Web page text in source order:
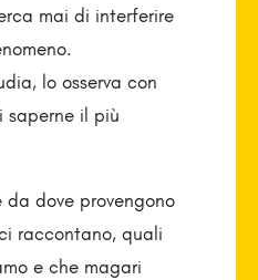
mai di interferire
lo osserva con
saperne il più
da dove provengono
raccontano, quali
e che magari